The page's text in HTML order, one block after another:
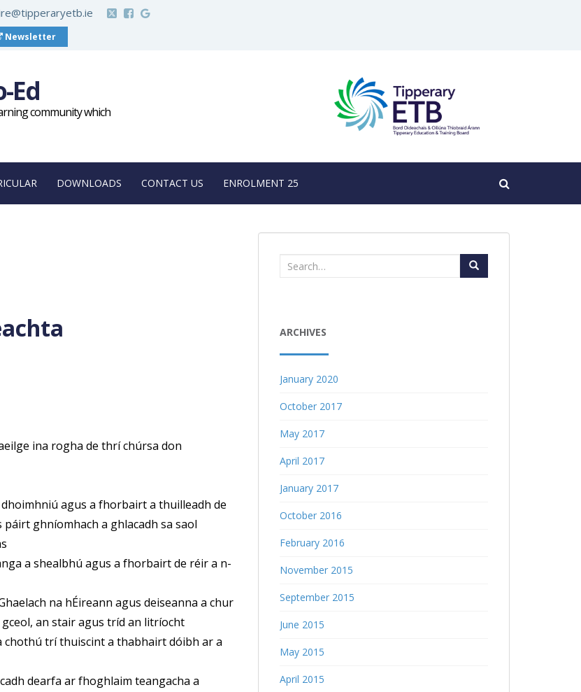
Newsletter
Ed
community which
DOWNLOADS CONTACT US ENROLMENT 25
ina rogha de thrí chúrsa don
agus a fhorbairt a thuilleadh de
ghníomhach a ghlacadh sa saol
a shealbhú agus a fhorbairt de réir a n-
na hÉireann agus deiseanna a chur
an stair agus tríd an litríocht
trí thuiscint a thabhairt dóibh ar a
dearfa ar fhoghlaim teangacha a
Search
ARCHIVES
January 2020
October 2017
May 2017
April 2017
January 2017
October 2016
February 2016
November 2015
September 2015
June 2015
May 2015
April 2015